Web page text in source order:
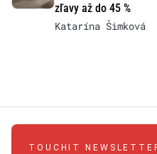
zľavy až do 45 %
Katarína Šimková
TOUCHIT